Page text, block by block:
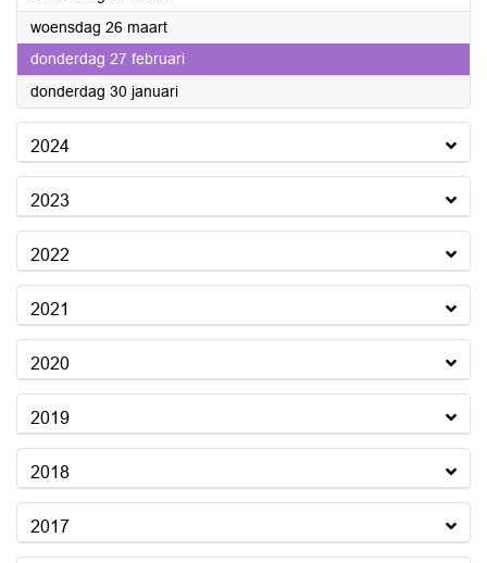
woensdag 26 maart2025
donderdag 27 februari
donderdag 30 januari2025
2024
2023
2022
2021
2020
2019
2018
2017